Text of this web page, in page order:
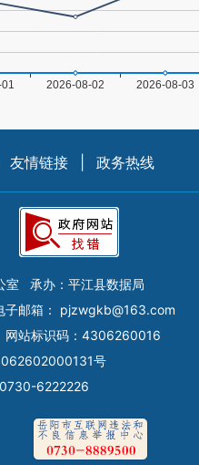
友情链接 政务热线
室
承办：平江县数据局
子邮箱： pjzwgkb@163.com
网站标识码：4306260016
号
6222226